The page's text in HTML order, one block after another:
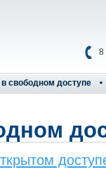
8
свободном доступе